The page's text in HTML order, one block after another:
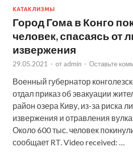
КАТАКЛИЗМЫ
Город Гома в Конго
человек, спасаясь от
извержения
29.05.2021 - от admin - Оставьте
Военный губернатор
отдал приказ об эвакуации
район озера Киву, из-за риска
извержения и отравления
Около 600 тыс. человек
сообщает RT. Video received: …